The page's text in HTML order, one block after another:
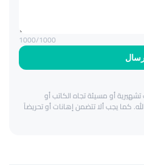
1000/1000
أو مسيئة تجاه الكاتب أو
كما يجب ألا تتضمن إهانات أو تحريضاً